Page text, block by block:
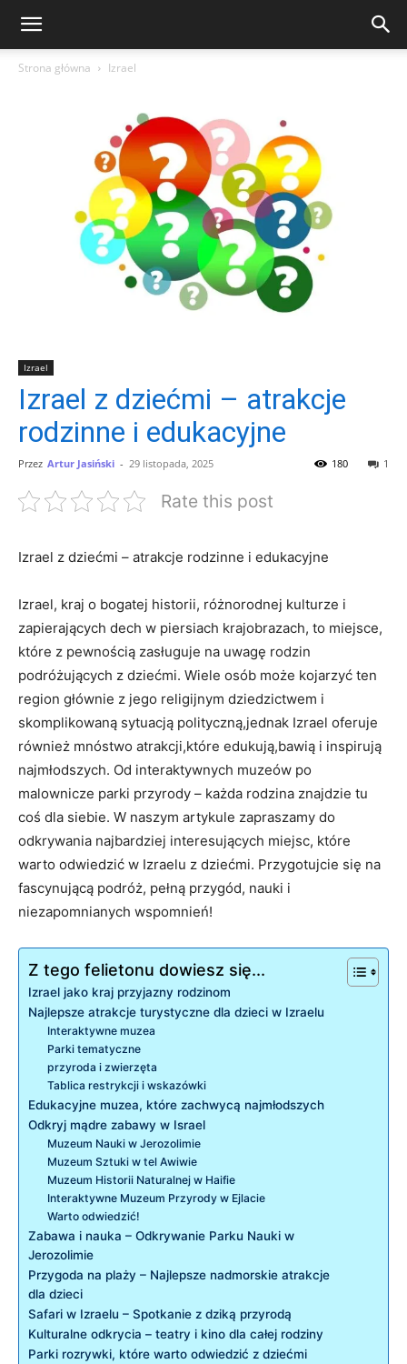
Strona główna Izrael
Izrael
Izrael z dziećmi – atrakcje
rodzinne i edukacyjne
Przez Artur Jasiński - 29 listopada, 2025 1
180
Rate this post
Izrael z dziećmi – atrakcje rodzinne i edukacyjne
Izrael, kraj o bogatej historii, różnorodnej kulturze i
zapierających dech w piersiach krajobrazach, to miejsce,
które z pewnością zasługuje na uwagę rodzin
podróżujących z dziećmi. Wiele osób może kojarzyć ten
region głównie z jego religijnym dziedzictwem i
skomplikowaną sytuacją polityczną,jednak Izrael oferuje
również mnóstwo atrakcji,które edukują,bawią i inspirują
najmłodszych. Od interaktywnych muzeów po
malownicze parki przyrody – każda rodzina znajdzie tu
coś dla siebie. W naszym artykule zapraszamy do
odkrywania najbardziej interesujących miejsc, które
warto odwiedzić w Izraelu z dziećmi. Przygotujcie się na
fascynującą podróż, pełną przygód, nauki i
niezapomnianych wspomnień!
Z tego felietonu dowiesz się...
Izrael jako kraj przyjazny rodzinom
Najlepsze atrakcje turystyczne dla dzieci w Izraelu
Interaktywne muzea
Parki tematyczne
przyroda i zwierzęta
Tablica restrykcji i wskazówki
Edukacyjne muzea, które zachwycą najmłodszych
Odkryj mądre zabawy w Israel
Muzeum Nauki w Jerozolimie
Muzeum Sztuki w tel Awiwie
Muzeum Historii Naturalnej w Haifie
Interaktywne Muzeum Przyrody w Ejlacie
Warto odwiedzić!
Zabawa i nauka – Odkrywanie Parku Nauki w
Jerozolimie
Przygoda na plaży – Najlepsze nadmorskie atrakcje
dla dzieci
Safari w Izraelu – Spotkanie z dziką przyrodą
Kulturalne odkrycia – teatry i kino dla całej rodziny
Parki rozrywki, które warto odwiedzić z dziećmi